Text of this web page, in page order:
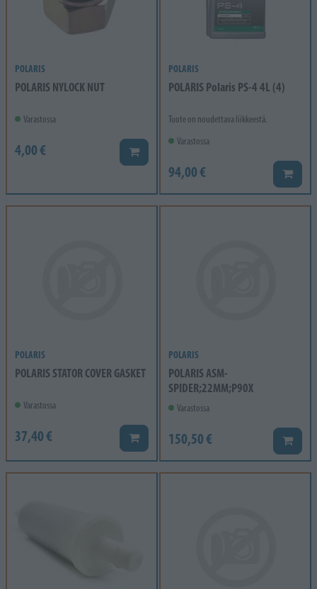
POLARIS
POLARIS NYLOCK NUT
Varastossa
4,00 € Lisää koriin
POLARIS
POLARIS Polaris PS-4 4L (4)
Tuote on noudettava liikkeestä.
Varastossa
94,00 € Lisää
POLARIS
POLARIS STATOR COVER GASKET
Varastossa
37,40 € Lisää koriin
POLARIS
POLARIS ASM-
SPIDER;22MM;P90X
Varastossa
150,50 € Lisää